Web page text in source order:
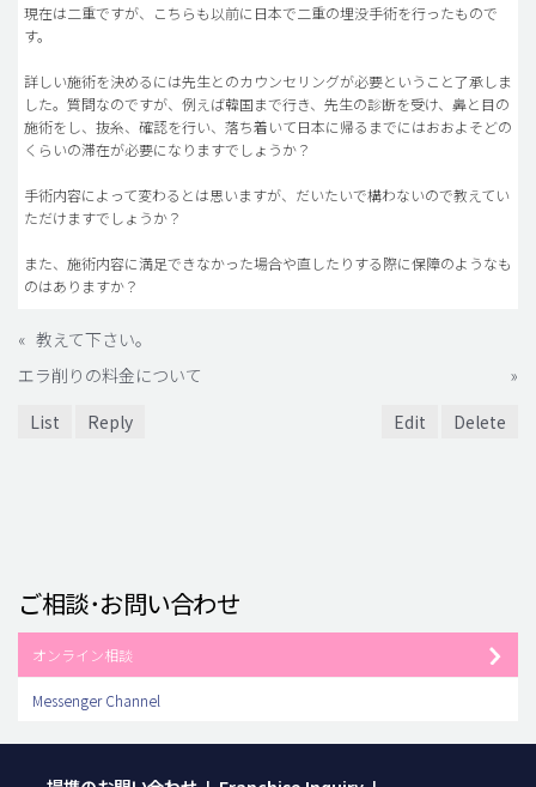
ご相談のお問い合わせ
現在は二重ですが、こちらも以前に日本で二重の埋没手術を行ったもので
す。
詳しい施術を決めるには先生とのカウンセリングが必要ということ了承しま
した。質問なのですが、例えば韓国まで行き、先生の診断を受け、鼻と目の
施術をし、抜糸、確認を行い、落ち着いて日本に帰るまでにはおおよそどの
くらいの滞在が必要になりますでしょうか？
手術内容によって変わるとは思いますが、だいたいで構わないので教えてい
ただけますでしょうか？
また、施術内容に満足できなかった場合や直したりする際に保障のようなも
のはありますか？
« 教えて下さい。
エラ削りの料金について
»
List
Reply Edit Delete
ご相談･お問い合わせ
オンライン相談
Messenger Channel